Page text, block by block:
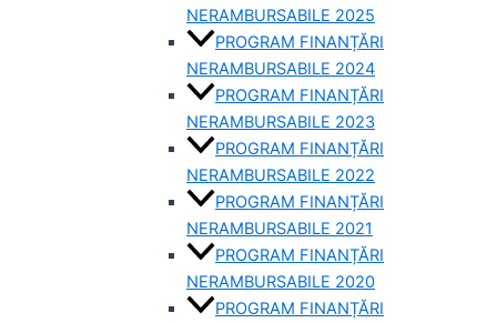
NERAMBURSABILE 2025
PROGRAM FINANȚĂRI
NERAMBURSABILE 2024
PROGRAM FINANȚĂRI
NERAMBURSABILE 2023
PROGRAM FINANȚĂRI
NERAMBURSABILE 2022
PROGRAM FINANȚĂRI
NERAMBURSABILE 2021
PROGRAM FINANȚĂRI
NERAMBURSABILE 2020
PROGRAM FINANȚĂRI